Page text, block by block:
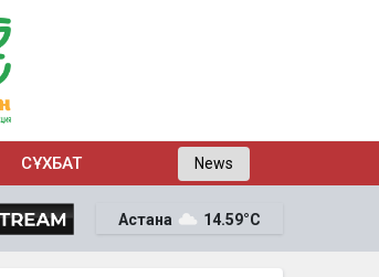
СҰХБАТ News
Астана 14.59°C